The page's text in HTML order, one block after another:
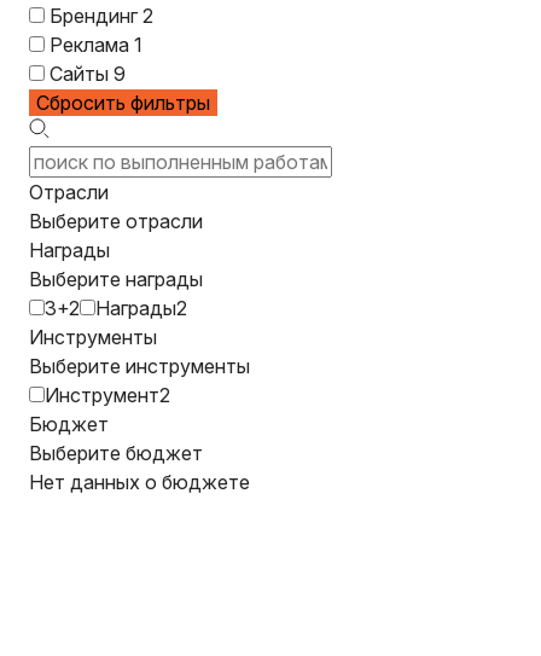
Брендинг2
Реклама 1
Сайты 9
Сбросить фильтры
Отрасли
Выберите отрасли
Награды
Выберите награды
3+2
Награды2
Инструменты
Выберите инструменты
Инструмент2
Бюджет
Выберите бюджет
Нет данных о бюджете